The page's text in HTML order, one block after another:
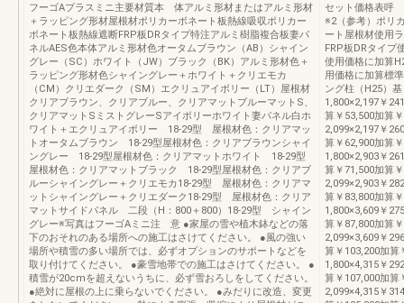
フーゴAプラスミニ主要材質本 体アルミ形材またはアルミ形材
＋ラッピング形材屋根材ポリカーボネート板熱線吸収ポリカー
ボネート板熱線遮断FRP板DRタイプ特注アルミ樹脂複合板妻パ
ネルAES色本体アルミ形材色オータムブラウン（AB）シャイン
グレー（SC）ホワイト（JW）ブラック（BK）アルミ形材色＋
ラッピング形材色シャイングレー＋ホワイト＋クリエモカ
（CM）クリエダーク（SM）エクリュアイボリー（LT）屋根材
クリアブラウン、クリアブルー、クリアマットブルーマットS、
クリアマットSミストグレーSアイボリーホワイト妻パネル白ホ
ワイト＋エクリュアイボリー 18-29型 屋根材色：クリアマッ
トオータムブラウン 18-29型屋根材色：クリアブラウンシャイ
ングレー 18-29型屋根材色：クリアマットホワイト 18-29型
屋根材色：クリアマットブラック 18-29型屋根材色：クリアブ
ルーシャイングレー＋クリエモカ18-29型 屋根材色：クリアマ
ットシャイングレー＋クリエダーク18-29型 屋根材色：クリア
マットサイドパネル 二段（H：800＋800）18-29型 シャイン
グレー※写真はフーゴAミニ注 意 ●家屋の雪や植木鉢などの落
下のおそれのある場所への施工はさけてください。 ●風の強い
場所や積雪の多い場所では、必ずオプションのサポートなどを
取り付けてください。 ●豪雪地帯での施工はさけてください。 ●
積雪が20cmを超えないうちに、必ず雪おろしをしてください。
●絶対に屋根の上に乗らないでください。 ●みだりに改造、変更
セット価格表呼
※2（参考）ポリ
ート屋根材使用
FRP板DRタイプ
使用価格に加算
用価格に加算標
ング柱（H25）
1,800×2,197￥
算￥53,500加算
2,099×2,197￥
算￥62,900加算
1,800×2,903￥
算￥71,500加算
2,099×2,903￥
算￥83,800加算
1,800×3,609￥
算￥87,800加算
2,099×3,609￥
算￥103,200加算
1,800×4,315￥
算￥107,000加算
2,099×4,315￥